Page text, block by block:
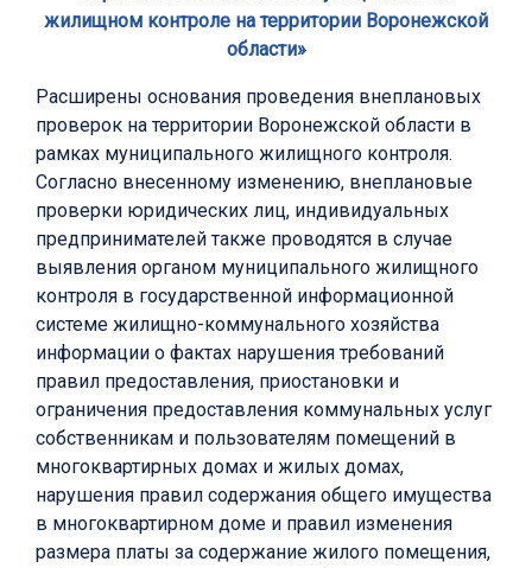
жилищном контроле на территории Воронежской
области»
Расширены основания проведения внеплановых
проверок на территории Воронежской области в
рамках муниципального жилищного контроля.
Согласно внесенному изменению, внеплановые
проверки юридических лиц, индивидуальных
предпринимателей также проводятся в случае
выявления органом муниципального жилищного
контроля в государственной информационной
системе жилищно-коммунального хозяйства
информации о фактах нарушения требований
правил предоставления, приостановки и
ограничения предоставления коммунальных услуг
собственникам и пользователям помещений в
многоквартирных домах и жилых домах,
нарушения правил содержания общего имущества
в многоквартирном доме и правил изменения
размера платы за содержание жилого помещения,